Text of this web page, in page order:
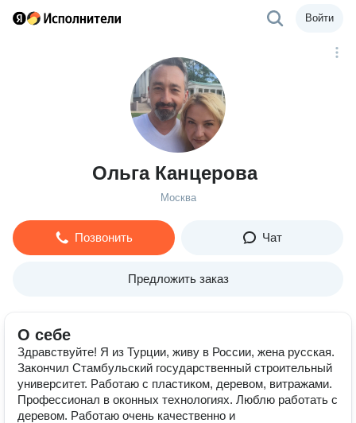
Войти
Ольга Канцерова
Москва
Позвонить Чат
Предложить заказ
О себе
Здравствуйте! Я из Турции, живу в России, жена русская.
Закончил Стамбульский государственный строительный
университет. Работаю с пластиком, деревом, витражами.
Профессионал в оконных технологиях. Люблю работать с
деревом. Работаю очень качественно и